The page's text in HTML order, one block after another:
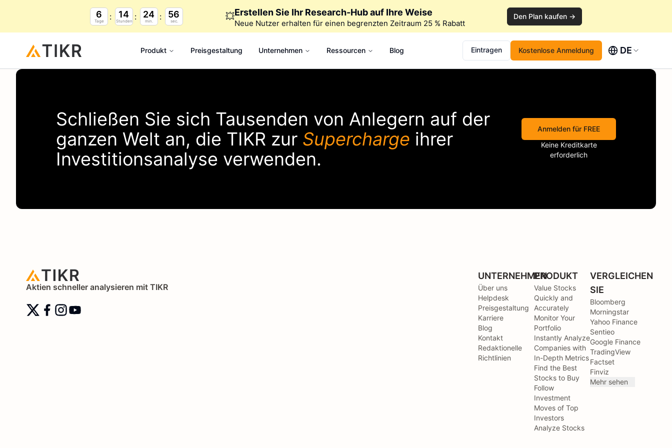
6
Tage
14
Stunden
24
min.
56
sec. 💥Erstellen Sie Ihr Research-Hub auf Ihre Weise
Neue Nutzer erhalten für einen begrenzten Zeitraum 25 % Rabatt
Den Plan kaufen →
Produkt Preisgestaltung Unternehmen Ressourcen Blog Eintragen Kostenlose Anmeldung DE
Schließen Sie sich Tausenden von Anlegern auf der
ganzen Welt an, die TIKR zur Supercharge ihrer
Investitionsanalyse verwenden.
Anmelden für FREE
Keine Kreditkarte
erforderlich
Aktien schneller analysieren mit TIKR
UNTERNEHMEN
Über uns
Helpdesk
Preisgestaltung
Karriere
Blog
Kontakt
Redaktionelle
Richtlinien
PRODUKT
Value Stocks
Quickly and
Accurately
Monitor Your
Portfolio
Instantly Analyze
Companies with
In-Depth Metrics
Find the Best
Stocks to Buy
Follow
Investment
Moves of Top
Investors
Analyze Stocks
VERGLEICHEN
SIE
Bloomberg
Morningstar
Yahoo Finance
Sentieo
Google Finance
TradingView
Factset
Finviz
Mehr sehen